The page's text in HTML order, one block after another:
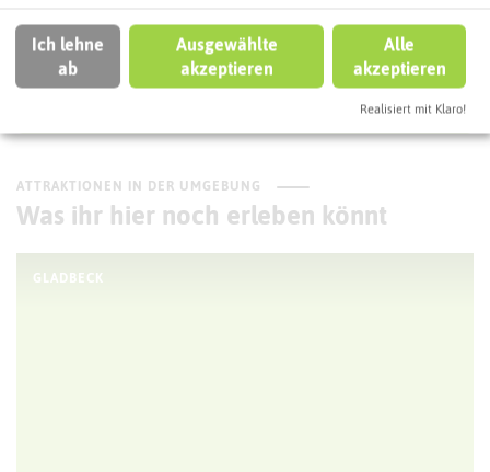
ÖPNV-Route finden
ATTRAKTIONEN IN DER UMGEBUNG
Was ihr hier noch erleben könnt
GLADBECK
Ich lehne
ab
Ausgewählte
akzeptieren
Alle
akzeptieren
Realisiert mit Klaro!